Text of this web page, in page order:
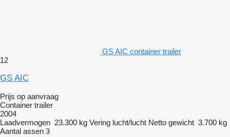
GS AIC container trailer
12
GS AIC
Prijs op aanvraag
Container trailer
2004
Laadvermogen 23.300 kg Vering lucht/lucht Netto gewicht 3.700 kg
Aantal assen 3